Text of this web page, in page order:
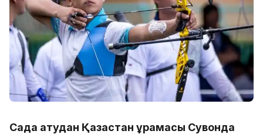
Садақ атудан Қазақстан құрамасы Сувонда